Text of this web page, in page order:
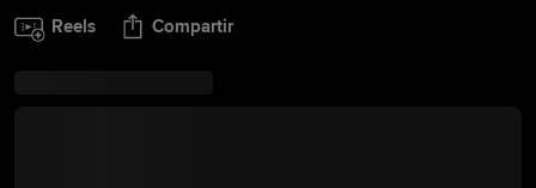
Reels Compartir